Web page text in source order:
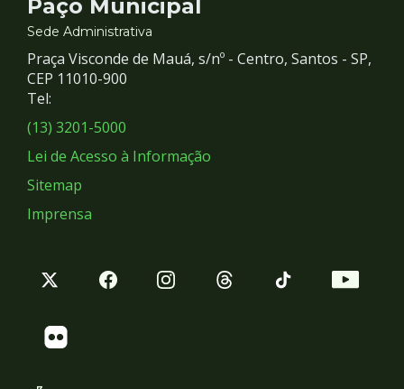
e
Redes
Sociais
Paço Municipal
Sede Administrativa
Praça Visconde de Mauá, s/nº - Centro, Santos - SP,
CEP 11010-900
Tel:
(13) 3201-5000
Lei de Acesso à Informação
Sitemap
Imprensa